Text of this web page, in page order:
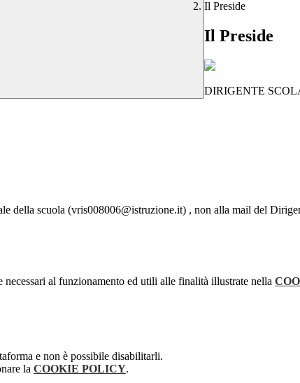
Il Preside
Il Preside
DIRIGENTE
della scuola (vris008006@istruzione.it) , non alla mail del
al funzionamento ed utili alle finalità illustrate nella
e non è possibile disabilitarli.
la COOKIE POLICY.